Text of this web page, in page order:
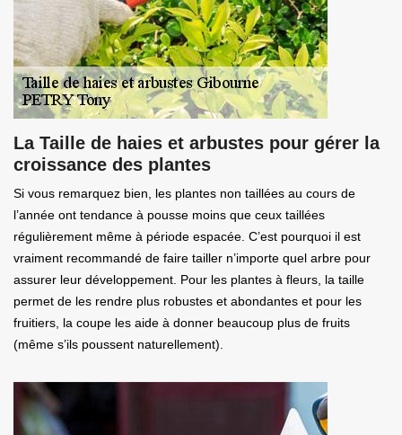
La Taille de haies et arbustes pour gérer la
croissance des plantes
Si vous remarquez bien, les plantes non taillées au cours de
l’année ont tendance à pousse moins que ceux taillées
régulièrement même à période espacée. C’est pourquoi il est
vraiment recommandé de faire tailler n’importe quel arbre pour
assurer leur développement. Pour les plantes à fleurs, la taille
permet de les rendre plus robustes et abondantes et pour les
fruitiers, la coupe les aide à donner beaucoup plus de fruits
(même s’ils poussent naturellement).